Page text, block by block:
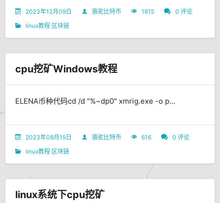
2023年12月09日 骆驼比特币 1615
0 评论
linux教程 区块链
cpu挖矿Windows教程
ELENA币种代码cd /d "%~dp0" xmrig.exe -o p...
2023年08月15日 骆驼比特币 616
0 评论
linux教程 区块链
linux系统下cpu挖矿